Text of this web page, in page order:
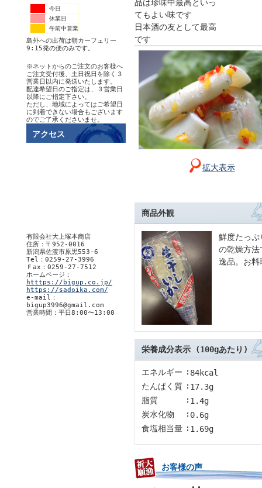
今日
休業日
午前中営業
島外への出荷は朝カーフェリー
9:15発の便のみです。
※ネットからのご注文のお客様へ
ご注文受付後、土日祝日を除く３
営業日以内に発送いたします。
配達希望日のご指定は、３営業日
以降にご指定下さい。
ただし、地域によってはご希望日
に到着できない場合もございます
のでご了承くださいませ。
アクセス
有限会社大上塚本商店
住所：〒952-0016
新潟県佐渡市原黒553-6
Tel：0259-27-3996
Ｆax：0259-27-7512
ホームページ：
htttps://bigup.co.jp/
https://sadoika.com/
e-mail：
bigup3996@gmail.com
営業時間：平日8:00〜13:00
品は珍味中最高といっ
てもよい味です
日本酒の友として最高
です
拡大表示
商品外観
鮮度たっぷ
の乾燥方法
逸品。お料
栄養成分表示 (100gあたり)
エネルギー
84kcal
たんぱく質
17.3g
脂質
1.4g
炭水化物
0.6g
食塩相当量
1.69g
お客様の声